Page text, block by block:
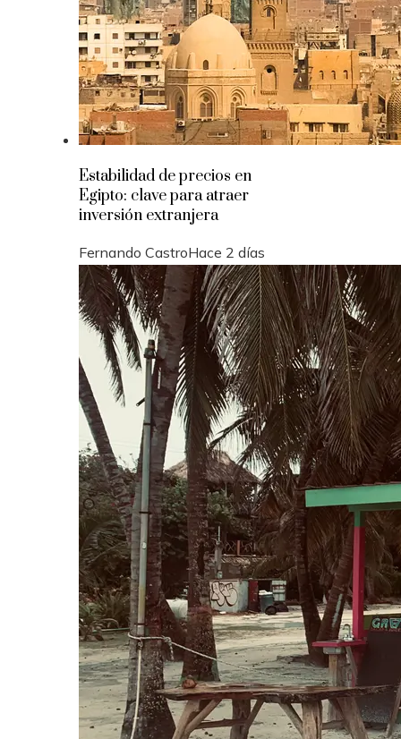
Estabilidad de precios en
Egipto: clave para atraer
inversión extranjera
Fernando CastroHace 2 días